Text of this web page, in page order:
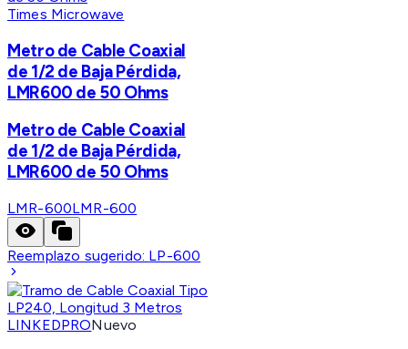
Times Microwave
Metro de Cable Coaxial
de 1/2 de Baja Pérdida,
LMR600 de 50 Ohms
Metro de Cable Coaxial
de 1/2 de Baja Pérdida,
LMR600 de 50 Ohms
LMR-600LMR-600
Reemplazo sugerido: LP-600
LINKEDPRONuevo